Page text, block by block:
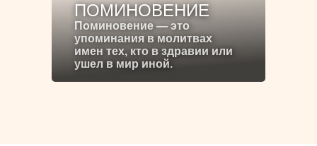
ПОМИНОВЕНИЕ
Поминовение — это
упоминания в молитвах
имен тех, кто в здравии или
ушел в мир иной.